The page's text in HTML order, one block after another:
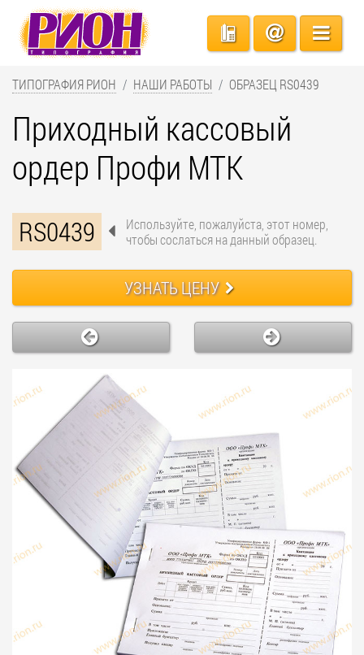
ТИПОГРАФИЯ РИОН НАШИ РАБОТЫ ОБРАЗЕЦ RS0439
Приходный кассовый
ордер Профи МТК
RS0439
Используйте, пожалуйста, этот номер,
чтобы сослаться на данный образец.
УЗНАТЬ ЦЕНУ